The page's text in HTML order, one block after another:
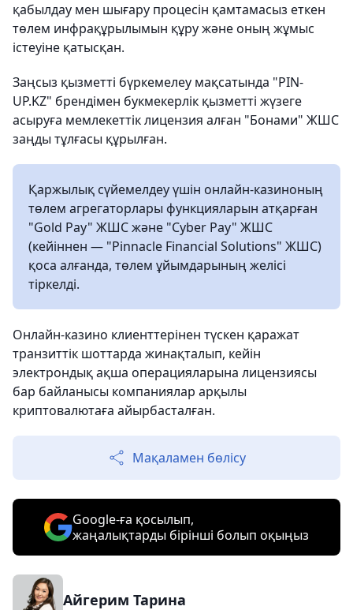
қабылдау мен шығару процесін қамтамасыз еткен
төлем инфрақұрылымын құру және оның жұмыс
істеуіне қатысқан.
Заңсыз қызметті бүркемелеу мақсатында "PIN-
UP.KZ" брендімен букмекерлік қызметті жүзеге
асыруға мемлекеттік лицензия алған "Бонами" ЖШС
заңды тұлғасы құрылған.
Қаржылық сүйемелдеу үшін онлайн-казиноның
төлем агрегаторлары функцияларын атқарған
"Gold Pay" ЖШС және "Cyber Pay" ЖШС
(кейіннен — "Pinnacle Financial Solutions" ЖШС)
қоса алғанда, төлем ұйымдарының желісі
тіркелді.
Онлайн-казино клиенттерінен түскен қаражат
транзиттік шоттарда жинақталып, кейін
электрондық ақша операцияларына лицензиясы
бар байланысы компаниялар арқылы
криптовалютаға айырбасталған.
Мақаламен бөлісу
Google-ға қосылып,
жаңалықтарды бірінші болып оқыңыз
Айгерим Тарина